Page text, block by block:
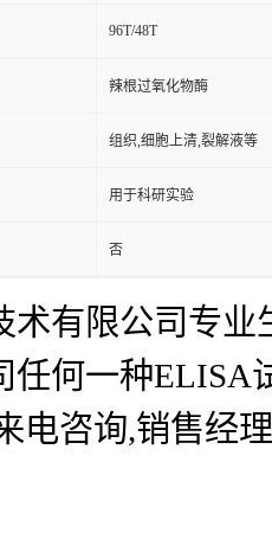
96T/48T
辣根过氧化物酶
组织,细胞上清,裂解液等
用于科研实验
否
术有限公司专
任何一种ELISA
电咨询,销售经